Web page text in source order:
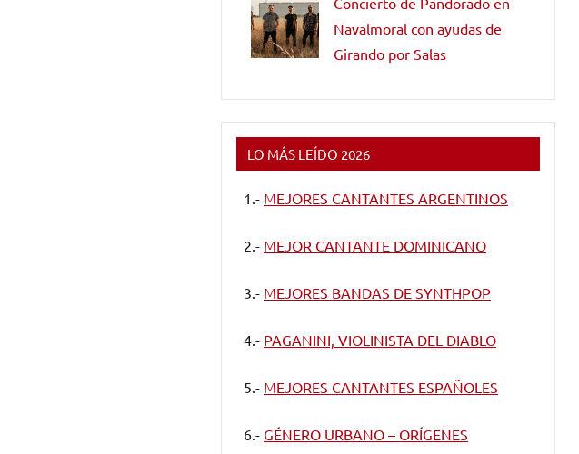
Navalmoral con ayudas de
Girando por Salas
LO MÁS LEÍDO 2026
1.- MEJORES CANTANTES ARGENTINOS
2.- MEJOR CANTANTE DOMINICANO
3.- MEJORES BANDAS DE SYNTHPOP
4.- PAGANINI, VIOLINISTA DEL DIABLO
5.- MEJORES CANTANTES ESPAÑOLES
6.- GÉNERO URBANO – ORÍGENES